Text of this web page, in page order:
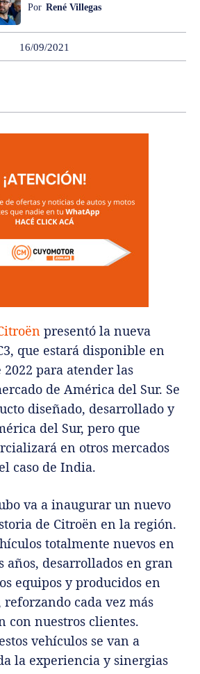
Por René Villegas
16/09/2021
presentó la nueva
que estará disponible en
para atender las
de América del Sur. Se
diseñado, desarrollado y
del Sur, pero que
en otros mercados
caso de India.
va a inaugurar un nuevo
de Citroën en la región.
totalmente nuevos en
años, desarrollados en gran
equipos y producidos en
cada vez más
con nuestros clientes.
vehículos se van a
la experiencia y sinergias